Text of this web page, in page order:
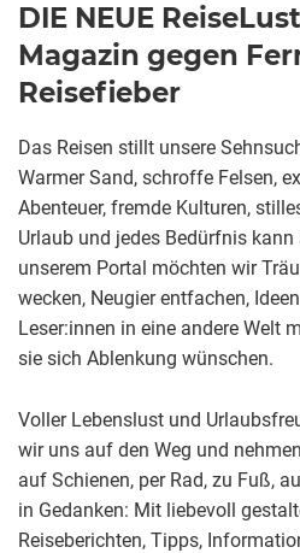
DIE NEUE
Magazin gegen
Reisefieber
Das Reisen stillt unsere
Warmer Sand, schroffe Felsen,
Abenteuer, fremde Kulturen,
Urlaub und jedes Bedürfnis
unserem Portal möchten wir
wecken, Neugier entfachen,
Leser:innen in eine andere Welt
sie sich Ablenkung wünschen.
Voller Lebenslust und
wir uns auf den Weg und
auf Schienen, per Rad, zu Fuß,
in Gedanken: Mit liebevoll
Reiseberichten, Tipps,